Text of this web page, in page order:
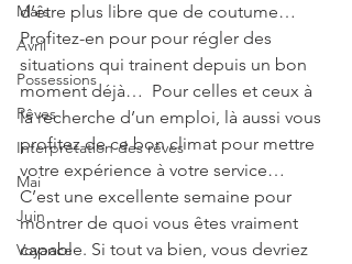
Mars
Avril
Possessions
Rêves
Interprétation des rêves
Mai
Juin
Voyance
d’être plus libre que de coutume…
Profitez-en pour pour régler des
situations qui trainent depuis un bon
moment déjà…  Pour celles et ceux à
la recherche d’un emploi, là aussi vous
profitez de ce bon climat pour mettre
votre expérience à votre service…
C’est une excellente semaine pour
montrer de quoi vous êtes vraiment
capable. Si tout va bien, vous devriez